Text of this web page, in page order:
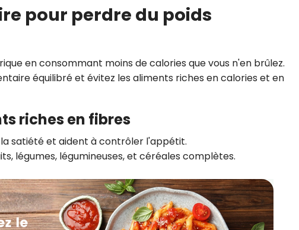
pour perdre du poids
en consommant moins de calories que vous n'en brûlez.
équilibré et évitez les aliments riches en calories et en
riches en fibres
satiété et aident à contrôler l'appétit.
légumes, légumineuses, et céréales complètes.